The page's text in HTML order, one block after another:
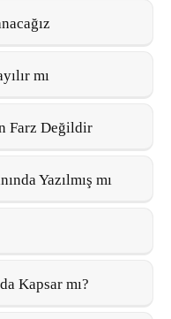
mı
Farz Değildir
Yazılmış mı
Kapsar mı?